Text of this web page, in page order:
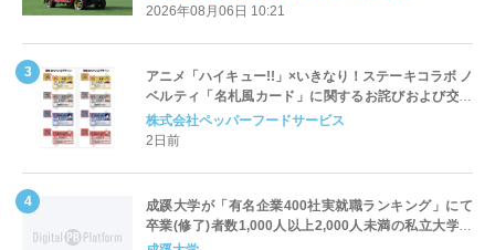
2026年08月06日 10:21
アニメ「ハイキュー!!」×いきなり！ステーキコラボ ノ
ベルティ「名札風カード」に関するお詫びおよび交換
対応についてのご案内
株式会社ペッパーフードサービス
2日前
成蹊大学が「有名企業400社実就職ランキング」にて
卒業(修了)者数1,000人以上2,000人未満の私立大学で
全国第1位を獲得！～実就職率は26.5%（前年比＋